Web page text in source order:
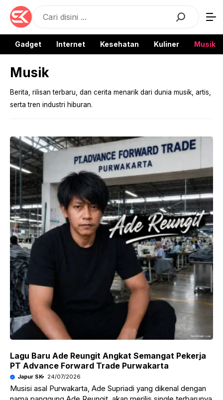
Langsung
Gadget Internet Kesehatan Kuliner Musik
Musik
Berita, rilisan terbaru, dan cerita menarik dari dunia musik, artis,
serta tren industri hiburan.
Lagu Baru Ade Reungit Angkat Semangat Pekerja
PT Advance Forward Trade Purwakarta
Japur SK 24/07/2026
Musisi asal Purwakarta, Ade Supriadi yang dikenal dengan